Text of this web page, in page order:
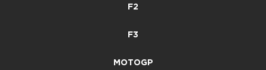
F2
F3
MOTOGP